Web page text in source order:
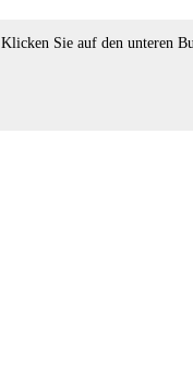
Klicken Sie auf den unteren